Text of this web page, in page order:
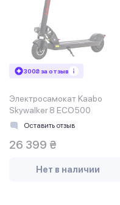
300₴ за отзыв
Электросамокат Kaabo
Skywalker 8 ECO500
Оставить отзыв
26 399 ₴
Нет в наличии